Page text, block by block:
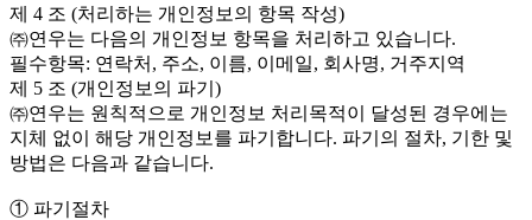
제 4 조 (처리하는 개인정보의 항목 작성)
㈜연우는 다음의 개인정보 항목을 처리하고 있습니다.
필수항목: 연락처, 주소, 이름, 이메일, 회사명, 거주지역
제 5 조 (개인정보의 파기)
㈜연우는 원칙적으로 개인정보 처리목적이 달성된 경우에는
지체 없이 해당 개인정보를 파기합니다. 파기의 절차, 기한 및
방법은 다음과 같습니다.
① 파기절차